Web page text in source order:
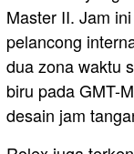
Master II. Jam
pelancong
dua zona waktu
biru pada GMT-
desain jam